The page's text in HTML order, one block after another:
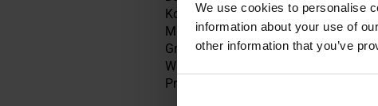
We use cookies to personalise
information about your use of
other information that you’ve
Kolor: Niebieski
Materiał: 100% poliester
Gramatura: 200 g/m2
Waga: 360 g
Producent: